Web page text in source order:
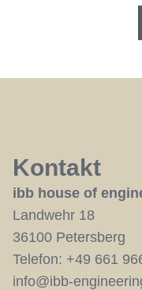
Kontakt
ibb house of
Landwehr 18
36100 Petersberg
Telefon: +49 661
info@ibb-